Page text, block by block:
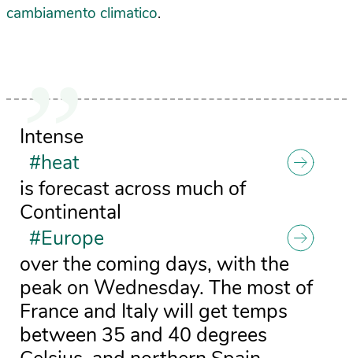
cambiamento climatico.
Intense
#heat
is forecast across much of
Continental
#Europe
over the coming days, with the
peak on Wednesday. The most of
France and Italy will get temps
between 35 and 40 degrees